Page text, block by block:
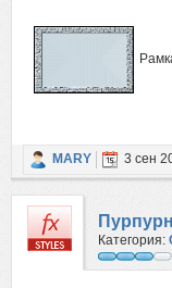
MARY 3 сен
Категория: